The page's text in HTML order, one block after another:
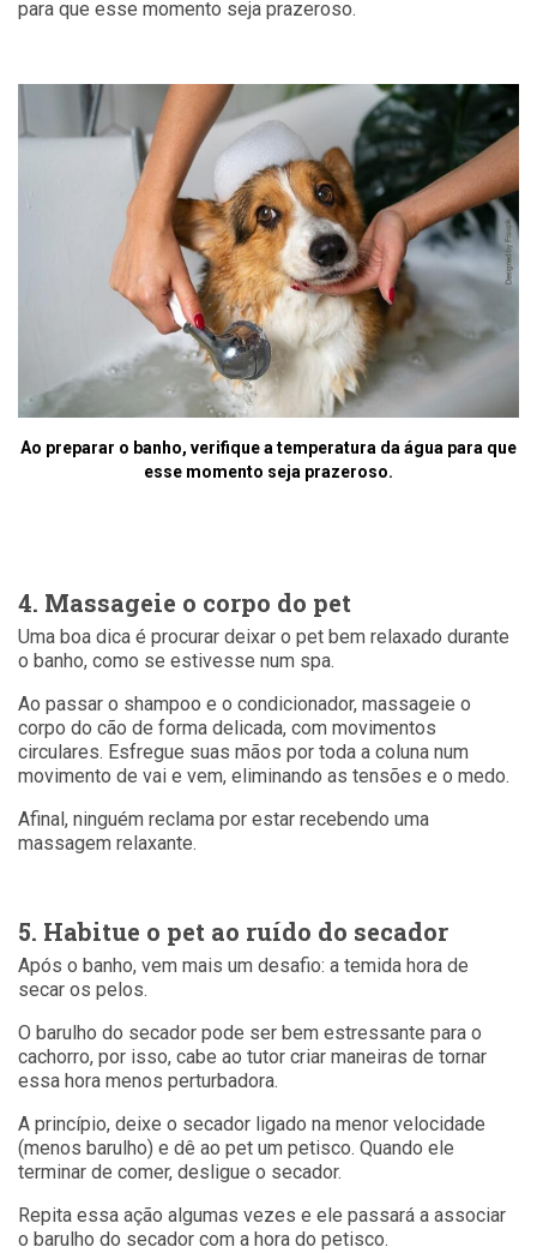
para que esse momento seja prazeroso.
Ao preparar o banho, verifique a temperatura da água para que
esse momento seja prazeroso.
4. Massageie o corpo do pet
Uma boa dica é procurar deixar o pet bem relaxado durante
o banho, como se estivesse num spa.
Ao passar o shampoo e o condicionador, massageie o
corpo do cão de forma delicada, com movimentos
circulares. Esfregue suas mãos por toda a coluna num
movimento de vai e vem, eliminando as tensões e o medo.
Afinal, ninguém reclama por estar recebendo uma
massagem relaxante.
5. Habitue o pet ao ruído do secador
Após o banho, vem mais um desafio: a temida hora de
secar os pelos.
O barulho do secador pode ser bem estressante para o
cachorro, por isso, cabe ao tutor criar maneiras de tornar
essa hora menos perturbadora.
A princípio, deixe o secador ligado na menor velocidade
(menos barulho) e dê ao pet um petisco. Quando ele
terminar de comer, desligue o secador.
Repita essa ação algumas vezes e ele passará a associar
o barulho do secador com a hora do petisco.